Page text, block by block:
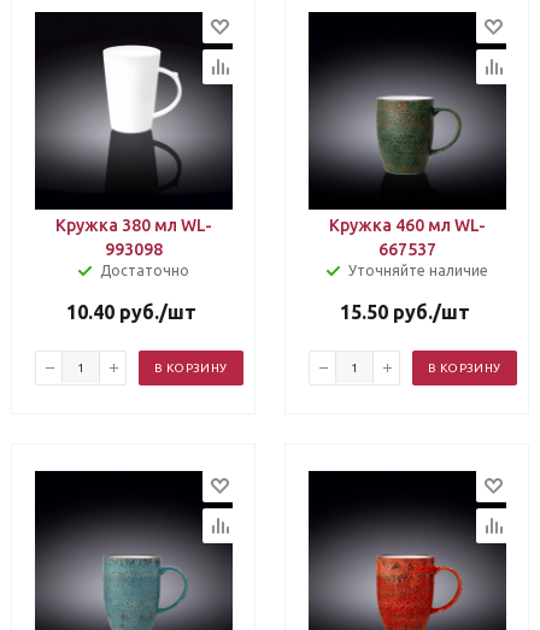
Кружка 380 мл WL-
993098
Достаточно
10.40 руб./шт
В КОРЗИНУ
Кружка 460 мл WL-
667537
Уточняйте наличие
15.50 руб./шт
В КОРЗИНУ